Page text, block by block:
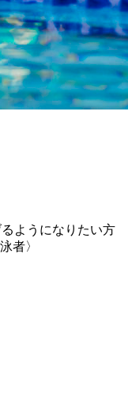
ようになりたい方
者〉